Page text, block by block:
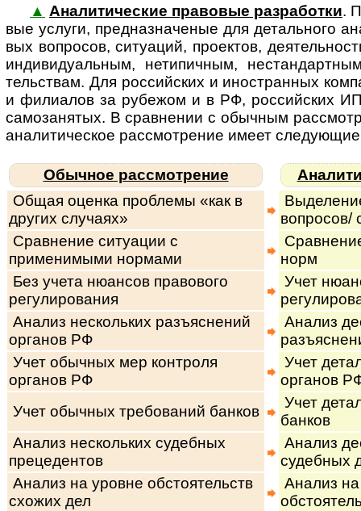
▲ Аналитические правовые разработки.
вые ус­лу­ги, пред­наз­на­че­ные для де­таль­но­го
вых воп­ро­сов, ситу­а­ций, про­ек­тов,
инди­ви­ду­аль­ным, нети­пич­ным,
тель­ствам. Для рос­сий­ских и ино­ст­ран­ных
и фили­а­лов за рубе­жом и в РФ, рос­сий­ских
само­за­ня­тых. В срав­не­нии с обыч­ным
ана­ли­ти­чес­кое рас­смот­ре­ние имеет
Обычное рассмотрение
Общая оценка проблемы «как в
других случаях»
вопросов/
Сравнение ситуации с
применимыми нормами
норм
Без учета нюансов правового
регулирования
Учет
Анализ нескольких разъяснений
органов РФ
Анализ
Учет обычных мер контроля
органов РФ
Учет
органов
Учет обычных требований банков
Учет
банков
Анализ нескольких судебных
прецедентов
Анализ
судебных
Анализ на уровне обстоятельств
схожих дел
Анализ